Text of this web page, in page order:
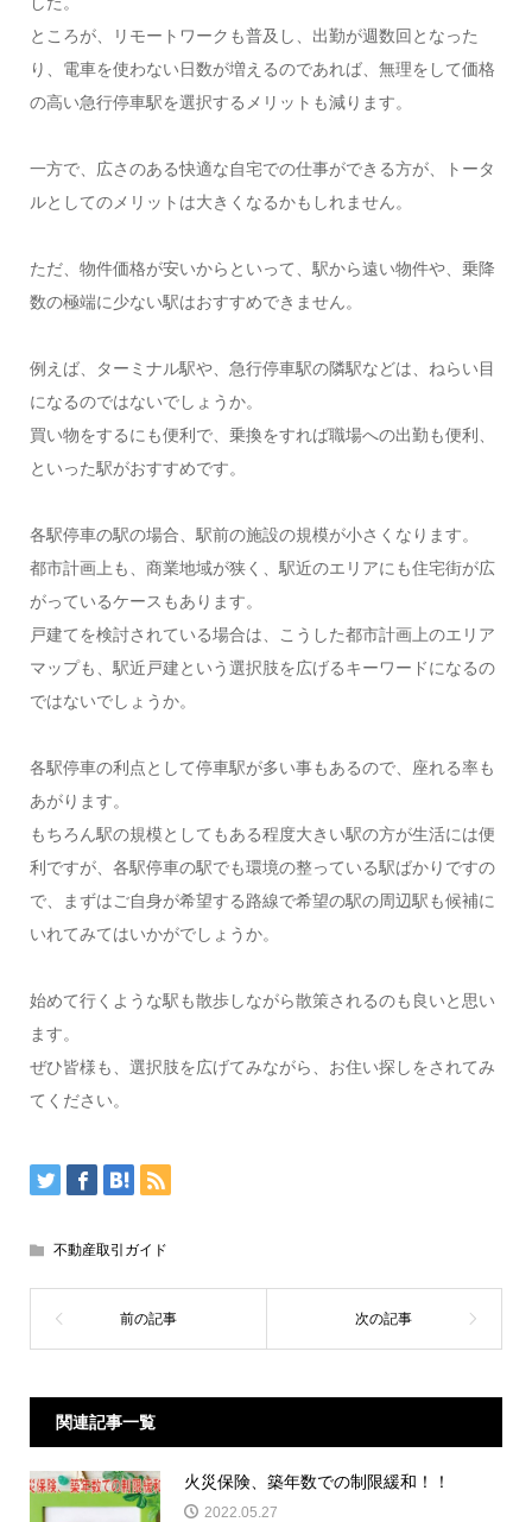
ところが、リモートワークも普及し、出勤が週数回となった
り、電車を使わない日数が増えるのであれば、無理をして価格
の高い急行停車駅を選択するメリットも減ります。
一方で、広さのある快適な自宅での仕事ができる方が、トータ
ルとしてのメリットは大きくなるかもしれません。
ただ、物件価格が安いからといって、駅から遠い物件や、乗降
数の極端に少ない駅はおすすめできません。
例えば、ターミナル駅や、急行停車駅の隣駅などは、ねらい目
になるのではないでしょうか。
買い物をするにも便利で、乗換をすれば職場への出勤も便利、
といった駅がおすすめです。
各駅停車の駅の場合、駅前の施設の規模が小さくなります。
都市計画上も、商業地域が狭く、駅近のエリアにも住宅街が広
がっているケースもあります。
戸建てを検討されている場合は、こうした都市計画上のエリア
マップも、駅近戸建という選択肢を広げるキーワードになるの
ではないでしょうか。
各駅停車の利点として停車駅が多い事もあるので、座れる率も
あがります。
もちろん駅の規模としてもある程度大きい駅の方が生活には便
利ですが、各駅停車の駅でも環境の整っている駅ばかりですの
で、まずはご自身が希望する路線で希望の駅の周辺駅も候補に
いれてみてはいかがでしょうか。
始めて行くような駅も散歩しながら散策されるのも良いと思い
ます。
ぜひ皆様も、選択肢を広げてみながら、お住い探しをされてみ
てください。
不動産取引ガイド
関連記事一覧
火災保険、築年数での制限緩和！！
2022.05.27